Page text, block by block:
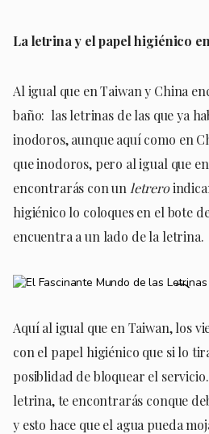
La letrina y el papel higiénico
Al igual que en Taiwan y China
baño: las letrinas de las que ya
inodoros, aunque aquí como en
que inodoros, pero al igual que
encontrarás con un letrero
higiénico lo coloques en el bote
encuentra a un lado de la letrina.
Aquí al igual que en Taiwan, los
con el papel higiénico que si lo
posiblidad de bloquear el
letrina, te encontrarás conque
y esto hace que el agua pueda